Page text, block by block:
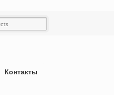
Контакты